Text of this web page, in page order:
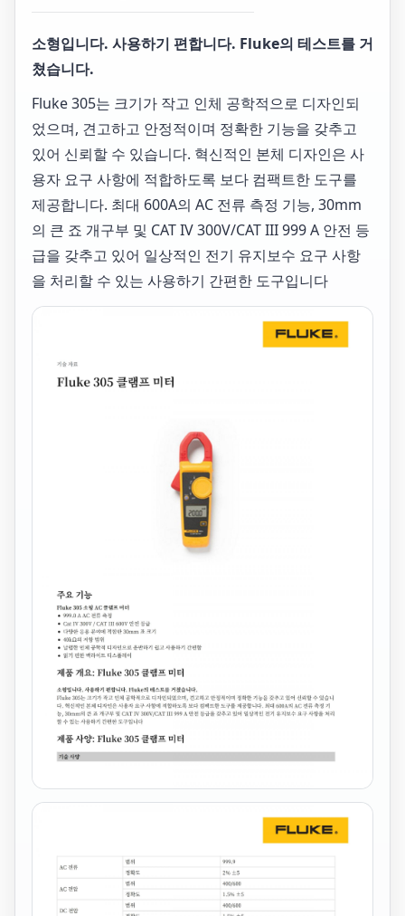
소형입니다. 사용하기 편합니다. Fluke의 테스트를 거
쳤습니다.
Fluke 305는 크기가 작고 인체 공학적으로 디자인되
었으며, 견고하고 안정적이며 정확한 기능을 갖추고
있어 신뢰할 수 있습니다. 혁신적인 본체 디자인은 사
용자 요구 사항에 적합하도록 보다 컴팩트한 도구를
제공합니다. 최대 600A의 AC 전류 측정 기능, 30mm
의 큰 죠 개구부 및 CAT IV 300V/CAT III 999 A 안전 등
급을 갖추고 있어 일상적인 전기 유지보수 요구 사항
을 처리할 수 있는 사용하기 간편한 도구입니다